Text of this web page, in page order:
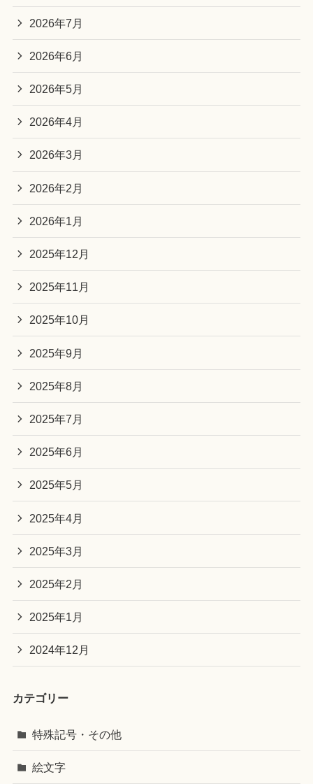
2026年7月
2026年6月
2026年5月
2026年4月
2026年3月
2026年2月
2026年1月
2025年12月
2025年11月
2025年10月
2025年9月
2025年8月
2025年7月
2025年6月
2025年5月
2025年4月
2025年3月
2025年2月
2025年1月
2024年12月
カテゴリー
特殊記号・その他
絵文字